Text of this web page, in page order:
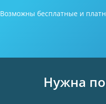
Возможны бесплатные и
Нужна